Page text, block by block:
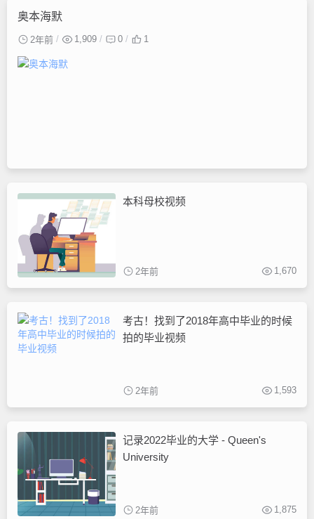
奥本海默
2年前 1,909 0 1
本科母校视频
2年前 1,670
考古！找到了2018年高中毕业的时候
拍的毕业视频
2年前 1,593
记录2022毕业的大学 - Queen's
University
2年前 1,875